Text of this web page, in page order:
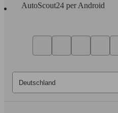
AutoScout24 per Android